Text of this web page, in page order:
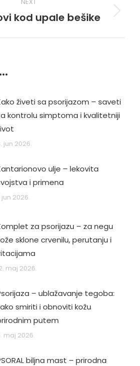
Next
kod upale bešike
živeti sa psorijazom – saveti
kontrolu simptoma i kvalitetniji
jun 2026.
ulje – lekovita
i primena
jun 2026.
za psorijazu – za negu
sklone crvenilu, perutanju i
maj 2026.
– ublažavanje tegoba:
smiriti i obnoviti kožu
putem
maj 2026.
biljna mast – prirodna